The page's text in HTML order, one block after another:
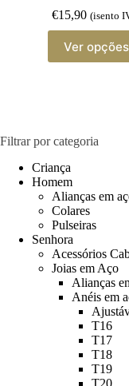
€15,90 (isento
Ver opções
product
has
may
the
page
Filtrar por categoria
Criança
Homem
Alianças em
Colares
Pulseiras
Senhora
Acessórios
Joias em Aço
Alianças
Anéis em
T16
T17
T18
T19
T20